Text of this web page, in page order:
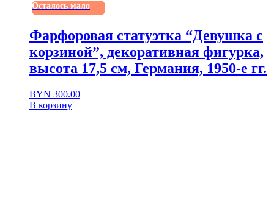
Осталось мало
Фарфоровая статуэтка “Девушка с
корзиной”, декоративная фигурка,
высота 17,5 см, Германия, 1950-е гг.
BYN 300.00
В корзину